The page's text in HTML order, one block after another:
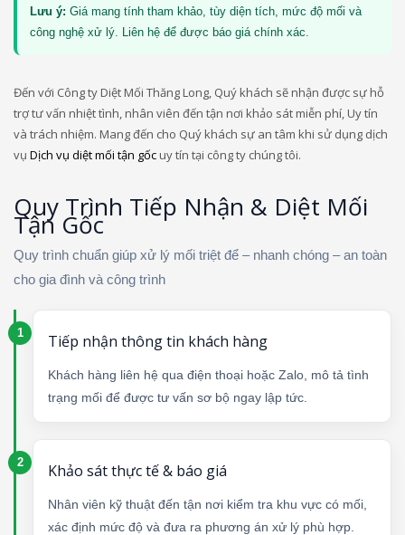
Lưu ý: Giá mang tính tham khảo, tùy diện tích, mức độ mối và
công nghệ xử lý. Liên hệ để được báo giá chính xác.
Đến với Công ty Diệt Mối Thăng Long, Quý khách sẽ nhận được sự hỗ
trợ tư vấn nhiệt tình, nhân viên đến tận nơi khảo sát miễn phí, Uy tín
và trách nhiệm. Mang đến cho Quý khách sự an tâm khi sử dụng dịch
vụ Dịch vụ diệt mối tận gốcuy tín tại công ty chúng tôi.
Quy Trình Tiếp Nhận & Diệt Mối
Tận Gốc
Quy trình chuẩn giúp xử lý mối triệt để – nhanh chóng – an toàn
cho gia đình và công trình
Tiếp nhận thông tin khách hàng
Khách hàng liên hệ qua điện thoại hoặc Zalo, mô tả tình
trạng mối để được tư vấn sơ bộ ngay lập tức.
Khảo sát thực tế & báo giá
Nhân viên kỹ thuật đến tận nơi kiểm tra khu vực có mối,
xác định mức độ và đưa ra phương án xử lý phù hợp.